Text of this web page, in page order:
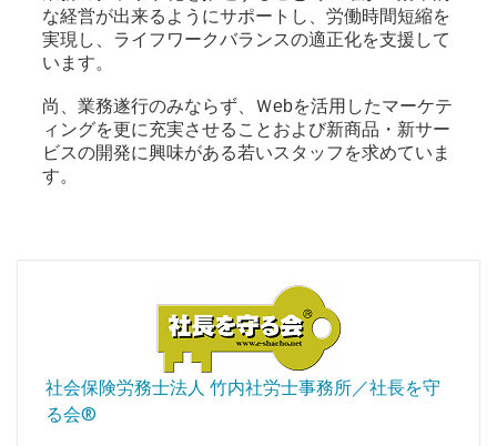
な経営が出来るようにサポートし、労働時間短縮を
実現し、ライフワークバランスの適正化を支援して
います。
尚、業務遂行のみならず、Ｗebを活用したマーケテ
ィングを更に充実させることおよび新商品・新サー
ビスの開発に興味がある若いスタッフを求めていま
す。
社会保険労務士法人 竹内社労士事務所／社長を守
る会®